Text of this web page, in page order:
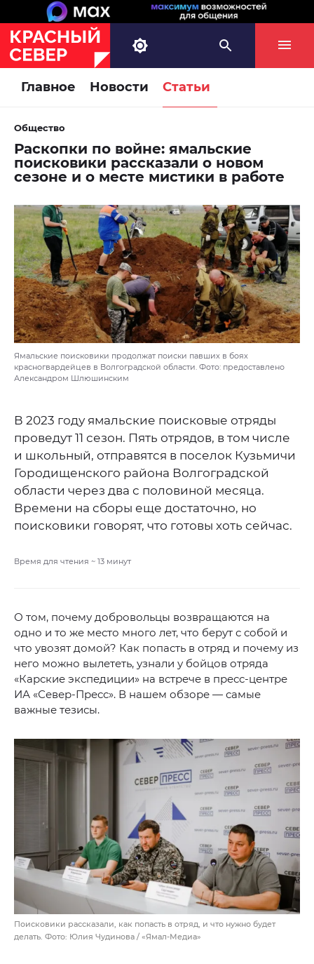
Главное Новости Статьи
Общество
Раскопки по войне: ямальские
поисковики рассказали о новом
сезоне и о месте мистики в работе
Ямальские поисковики продолжат поиски павших в боях
красногвардейцев в Волгоградской области. Фото: предоставлено
Александром Шлюшинским
В 2023 году ямальские поисковые отряды
проведут 11 сезон. Пять отрядов, в том числе
и школьный, отправятся в поселок Кузьмичи
Городищенского района Волгоградской
области через два с половиной месяца.
Времени на сборы еще достаточно, но
поисковики говорят, что готовы хоть сейчас.
Время для чтения ~ 13 минут
О том, почему добровольцы возвращаются на
одно и то же место много лет, что берут с собой и
что увозят домой? Как попасть в отряд и почему из
него можно вылететь, узнали у бойцов отряда
«Карские экспедиции» на встрече в пресс-центре
ИА «Север-Пресс». В нашем обзоре — самые
важные тезисы.
Поисковики рассказали, как попасть в отряд, и что нужно будет
делать. Фото: Юлия Чудинова / «Ямал-Медиа»